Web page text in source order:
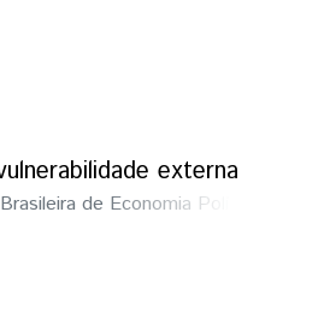
externa
de Economia Política